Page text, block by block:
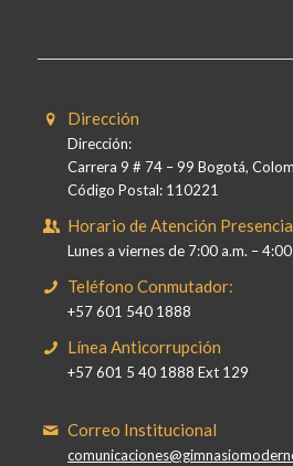
Dirección
Dirección:
Carrera 9 # 74 – 99 Bogotá,
Código Postal: 110221
Horario de Atención
Lunes a viernes de 7:00 a.m. –
Teléfono Conmutador:
+57 601 540 1888
Línea Anticorrupción
+57 601 5 40 1888 Ext 129
Correo Institucional